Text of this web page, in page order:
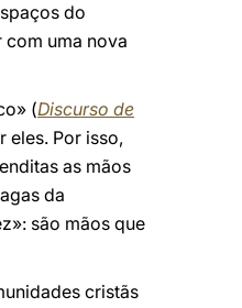
do
uma nova
(Discurso de
eles. Por isso,
as mãos
da
são mãos que
cristãs